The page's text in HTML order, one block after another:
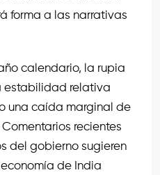
forma a las narrativas
calendario, la rupia
estabilidad relativa
una caída marginal de
recientes
del gobierno sugieren
de India